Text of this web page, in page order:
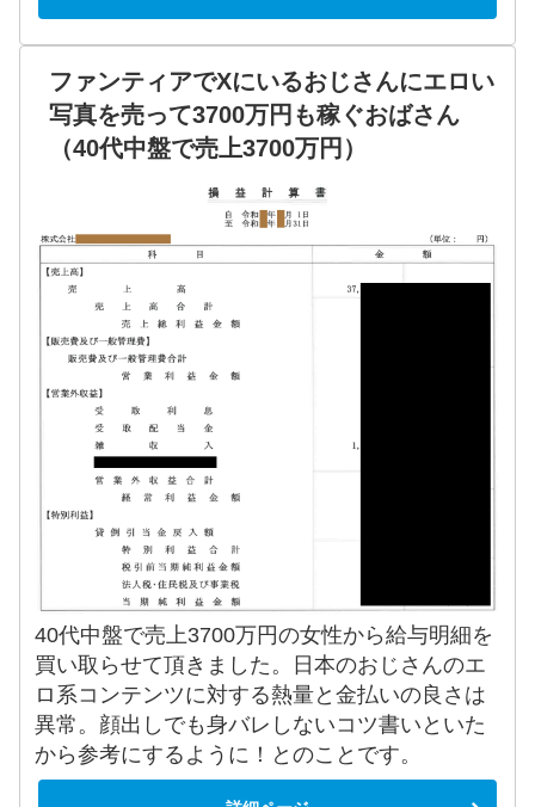
ファンティアでXにいるおじさんにエロい
写真を売って3700万円も稼ぐおばさん
（40代中盤で売上3700万円）
40代中盤で売上3700万円の女性から給与明細を
買い取らせて頂きました。日本のおじさんのエ
ロ系コンテンツに対する熱量と金払いの良さは
異常。顔出しでも身バレしないコツ書いといた
から参考にするように！とのことです。